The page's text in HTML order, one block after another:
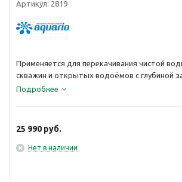
Артикул: 2819
Применяется для перекачивания чистой
скважин и открытых водоёмов с глубиной
более 7,5м.
Подробнее
25 990 руб.
Нет в наличии